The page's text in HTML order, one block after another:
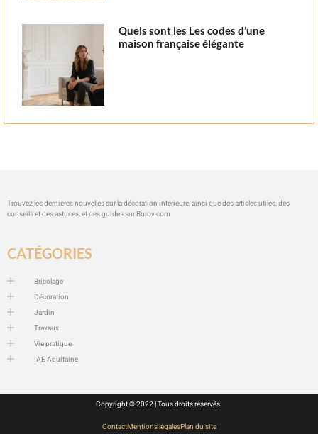
Quels sont les Les codes d’une
maison française élégante
Trouvez les dernières nouvelles sur la décoration intérieure, ainsi que des articles utiles, des
conseils et des astuces, et des guides sur Burov.com
CATÉGORIES
Bricolage
Décoration
Jardin
Travaux
Vie pratique
IAE Aquitaine
Copyright © 2022 | Tous droits réservés.
ContactMentions légalesPlan du site